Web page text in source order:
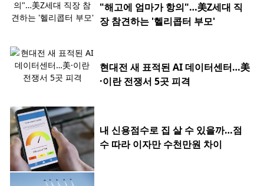
"해고에 엄마가 항의"…美Z세대 직
장 참견하는 '헬리콥터 부모'
현대전 새 표적된 AI 데이터센터…美
·이란 전쟁서 5곳 피격
내 신용점수로 집 살 수 있을까…점
수 따라 이자만 수천만원 차이